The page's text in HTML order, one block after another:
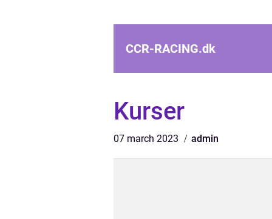
CCR-RACING.dk
Kurser
07 march 2023 admin